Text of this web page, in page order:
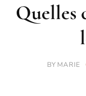
Quelles
BY MARIE